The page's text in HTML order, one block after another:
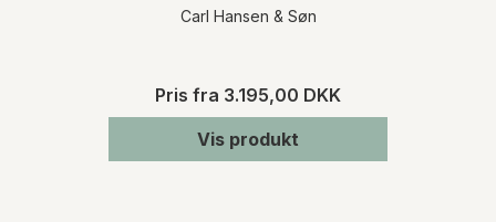
Carl Hansen & Søn
Pris fra 3.195,00 DKK
Vis produkt